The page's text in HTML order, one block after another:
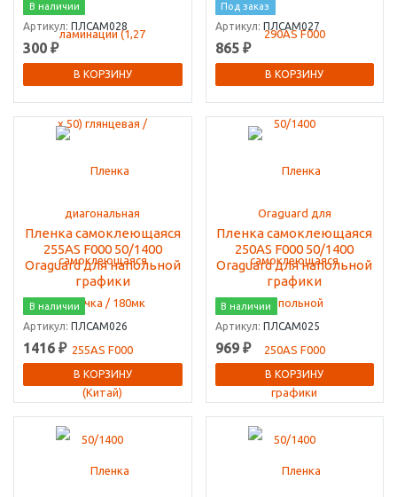
В наличии
Артикул: ПЛСАМ028
300 ₽
В КОРЗИНУ
Под заказ
Артикул: ПЛСАМ027
865 ₽
В КОРЗИНУ
Пленка самоклеющаяся
255АS F000 50/1400
Oraguard для напольной
графики
В наличии
Артикул: ПЛСАМ026
1416 ₽
В КОРЗИНУ
Пленка самоклеющаяся
250АS F000 50/1400
Oraguard для напольной
графики
В наличии
Артикул: ПЛСАМ025
969 ₽
В КОРЗИНУ